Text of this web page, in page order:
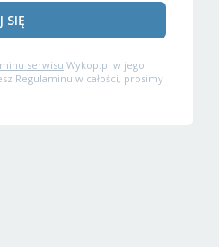
SIĘ
serwisu Wykop.pl w jego
Regulaminu w całości, prosimy